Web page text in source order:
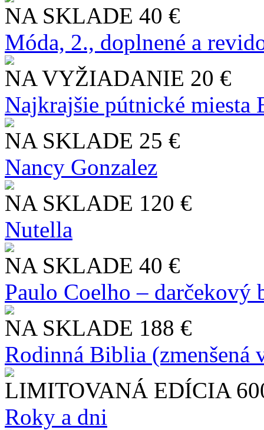
NA SKLADE 40 €
Móda, 2., doplnené a
NA VYŽIADANIE 20 €
Najkrajšie pútnické miesta
NA SKLADE 25 €
Nancy Gonzalez
NA SKLADE 120 €
Nutella
NA SKLADE 40 €
Paulo Coelho – darčekový
NA SKLADE 188 €
Rodinná Biblia (zmenšená
LIMITOVANÁ EDÍCIA
Roky a dni